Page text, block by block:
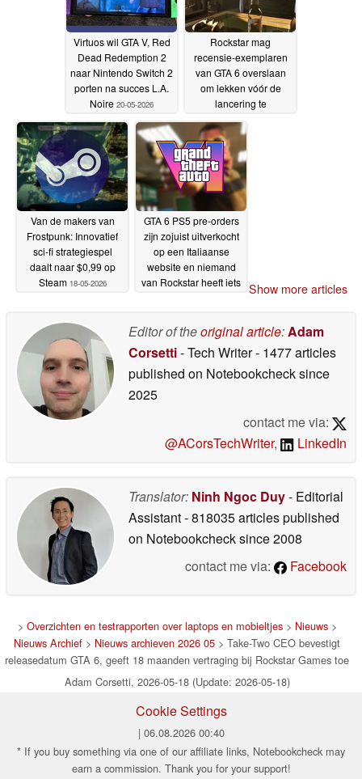
Virtuos wil GTA V, Red
Dead Redemption 2
naar Nintendo Switch 2
porten na succes L.A.
Noire 20-05-2026
Rockstar mag
recensie-exemplaren
van GTA 6 overslaan
om lekken vóór de
lancering te
voorkomen
Van de makers van
Frostpunk: Innovatief
sci-fi strategiespel
daalt naar $0,99 op
Steam 18-05-2026
GTA 6 PS5 pre-orders
zijn zojuist uitverkocht
op een Italiaanse
website en niemand
van Rockstar heeft iets Show more articles
Editor of theoriginal article:Adam
Corsetti- Tech Writer- 1477 articles
published on Notebookchecksince
2025
contact me via:
@ACorsTechWriter, LinkedIn
Translator: Ninh Ngoc Duy- Editorial
Assistant- 818035 articles published
on Notebookchecksince 2008
contact me via:
Facebook
> Overzichten en testrapporten over laptops en mobieltjes> Nieuws>
Nieuws Archief > Nieuws archieven 2026 05 > Take-Two CEO bevestigt
releasedatum GTA 6, geeft 18 maanden vertraging bij Rockstar Games toe
Adam Corsetti, 2026-05-18 (Update: 2026-05-18)
Cookie Settings
| 06.08.2026 00:40
* If you buy something via one of our affiliate links, Notebookcheck may
earn a commission. Thank you for your support!